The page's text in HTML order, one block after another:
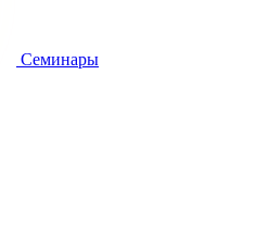
Семинары